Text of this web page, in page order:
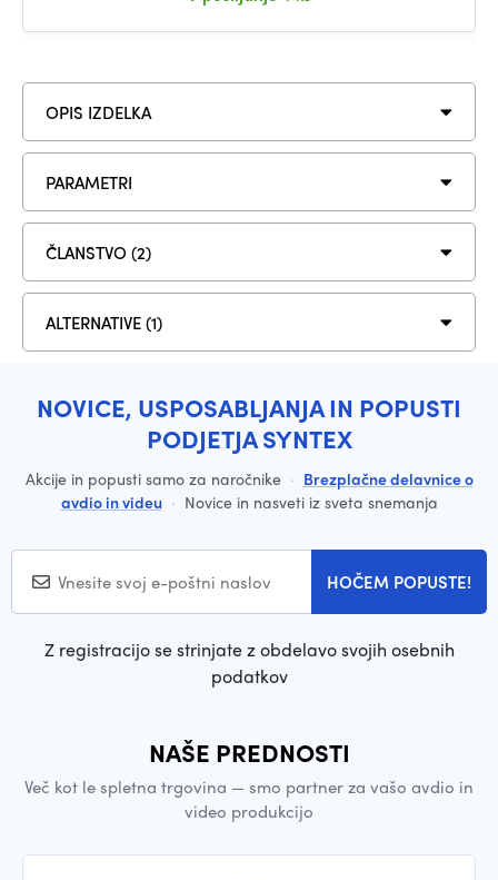
OPIS IZDELKA
PARAMETRI
ČLANSTVO (2)
ALTERNATIVE (1)
NOVICE, USPOSABLJANJA IN POPUSTI
PODJETJA SYNTEX
Akcije in popusti samo za naročnike · Brezplačne delavnice o
avdio in videu · Novice in nasveti iz sveta snemanja
HOČEM POPUSTE!
Z registracijo se strinjate z obdelavo svojih osebnih
podatkov
NAŠE PREDNOSTI
Več kot le spletna trgovina — smo partner za vašo avdio in
video produkcijo